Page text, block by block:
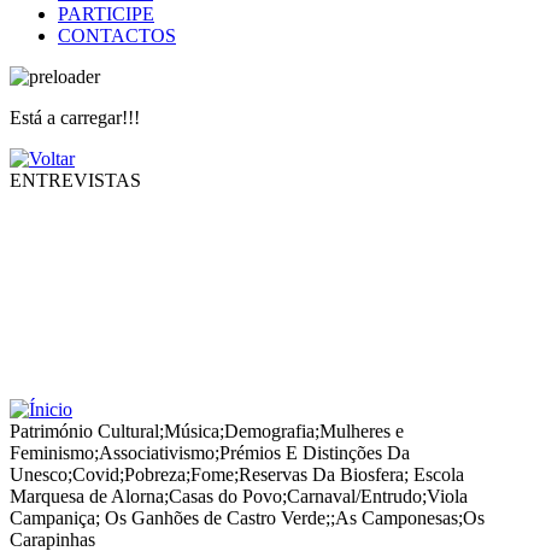
PARTICIPE
CONTACTOS
Está a carregar!!!
ENTREVISTAS
Património Cultural;Música;Demografia;Mulheres e
Feminismo;Associativismo;Prémios E Distinções Da
Unesco;Covid;Pobreza;Fome;Reservas Da Biosfera; Escola
Marquesa de Alorna;Casas do Povo;Carnaval/Entrudo;Viola
Campaniça; Os Ganhões de Castro Verde;;As Camponesas;Os
Carapinhas